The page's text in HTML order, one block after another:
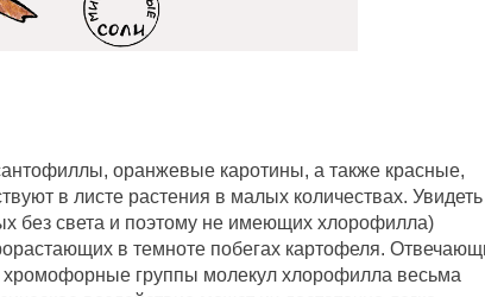
оранжевые каротины, а также красные,
в листе растения в малых количествах. Увидеть
без света и поэтому не имеющих хлорофилла)
в темноте побегах картофеля.
хромофорные группы молекул хлорофилла весьма